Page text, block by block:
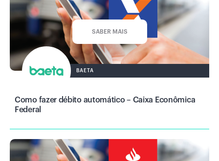
BAETA
SABER MAIS
Como fazer débito automático – Caixa Econômica
Federal